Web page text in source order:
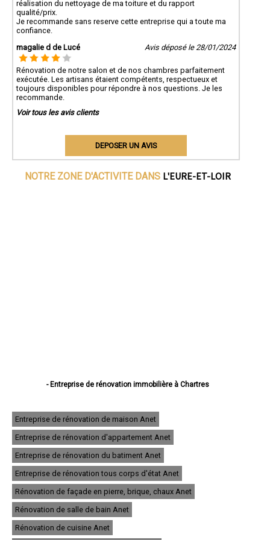
réalisation du nettoyage de ma toiture et du rapport
qualité/prix.
Je recommande sans reserve cette entreprise qui a toute ma
confiance.
magalie d de Lucé
Avis déposé le 28/01/2024
Rénovation de notre salon et de nos chambres parfaitement
exécutée. Les artisans étaient compétents, respectueux et
toujours disponibles pour répondre à nos questions. Je les
recommande.
Voir tous les avis clients
DEPOSER UN AVIS
NOTRE ZONE D'ACTIVITE DANS L'EURE-ET-LOIR
- Entreprise de rénovation immobilière à Chartres
- Entreprise de rénovation immobilière à Châteaudun
- Entreprise de rénovation immobilière à Vernouillet
- Entreprise de rénovation immobilière à Nogent-le-Rotrou
- Entreprise de rénovation immobilière à Mainvilliers
- Entreprise de rénovation immobilière à Luisant
- Entreprise de rénovation immobilière à Épernon
- Entreprise de rénovation immobilière à Lèves
- Entreprise de rénovation immobilière à Maintenon
- Entreprise de rénovation immobilière à Bonneval
- Entreprise de rénovation immobilière à Nogent-le-Roi
- Entreprise de rénovation immobilière à Auneau
- Entreprise de rénovation immobilière à Saint-Lubin-des-Joncherets
Entreprise de rénovation de maison Anet
Entreprise de rénovation d'appartement Anet
Entreprise de rénovation du batiment Anet
Entreprise de rénovation tous corps d'état Anet
Rénovation de façade en pierre, brique, chaux Anet
Rénovation de salle de bain Anet
Rénovation de cuisine Anet